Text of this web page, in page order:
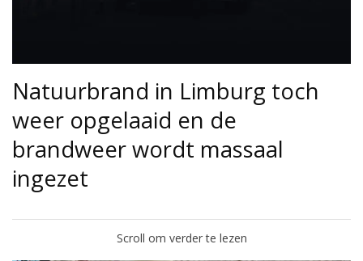
Natuurbrand in Limburg toch
weer opgelaaid en de
brandweer wordt massaal
ingezet
Scroll om verder te lezen